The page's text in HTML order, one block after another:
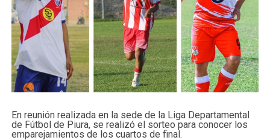
En reunión realizada en la sede de la Liga Departamental
de Fútbol de Piura, se realizó el sorteo para conocer los
emparejamientos de los cuartos de final.